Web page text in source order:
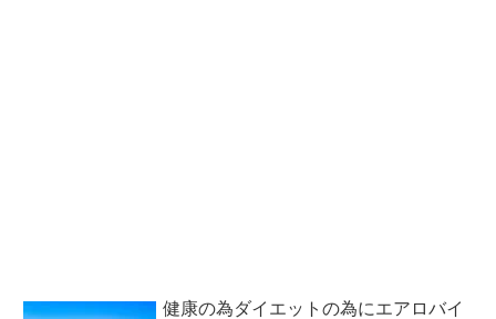
健康の為ダイエットの為にエアロバイ